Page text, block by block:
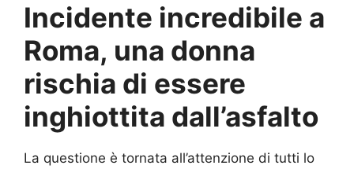
Incidente incredibile a
Roma, una donna
rischia di essere
inghiottita dall’asfalto
La questione è tornata all’attenzione di tutti lo